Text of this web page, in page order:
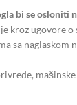
bi se osloniti
kroz ugovore o
sa naglaskom